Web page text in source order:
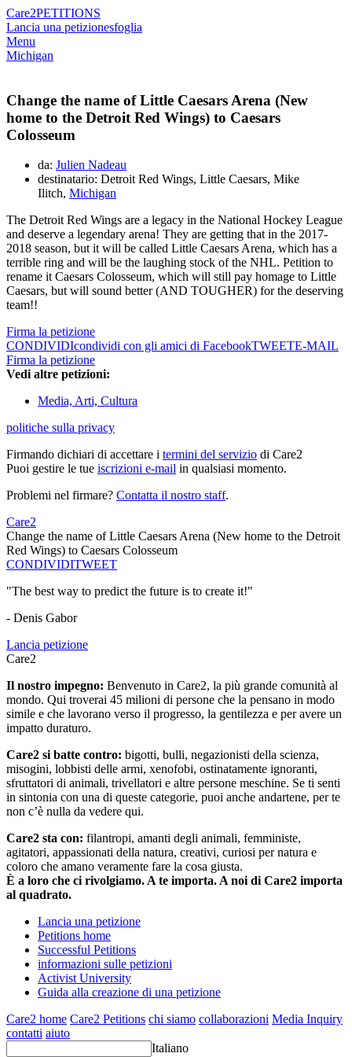
Care2PETITIONS
Lancia una petizionesfoglia
Menu
Michigan
Change the name of Little Caesars Arena (New
home to the Detroit Red Wings) to Caesars
Colosseum
da: Julien Nadeau
destinatario: Detroit Red Wings, Little Caesars, Mike
Ilitch, Michigan
The Detroit Red Wings are a legacy in the National Hockey League
and deserve a legendary arena! They are getting that in the 2017-
2018 season, but it will be called Little Caesars Arena, which has a
terrible ring and will be the laughing stock of the NHL. Petition to
rename it Caesars Colosseum, which will still pay homage to Little
Caesars, but will sound better (AND TOUGHER) for the deserving
team!!
Firma la petizione
CONDIVIDIcondividi con gli amici di FacebookTWEETE-MAIL
Firma la petizione
Vedi altre petizioni:
Media, Arti, Cultura
politiche sulla privacy
Firmando dichiari di accettare i termini del servizio di Care2
Puoi gestire le tue iscrizioni e-mail in qualsiasi momento.
Problemi nel firmare? Contatta il nostro staff.
Care2
Change the name of Little Caesars Arena (New home to the Detroit
Red Wings) to Caesars Colosseum
CONDIVIDITWEET
"The best way to predict the future is to create it!"
- Denis Gabor
Lancia petizione
Care2
Il nostro impegno: Benvenuto in Care2, la più grande comunità al
mondo. Qui troverai 45 milioni di persone che la pensano in modo
simile e che lavorano verso il progresso, la gentilezza e per avere un
impatto duraturo.
Care2 si batte contro: bigotti, bulli, negazionisti della scienza,
misogini, lobbisti delle armi, xenofobi, ostinatamente ignoranti,
sfruttatori di animali, trivellatori e altre persone meschine. Se ti senti
in sintonia con una di queste categorie, puoi anche andartene, per te
non c’è nulla da vedere qui.
Care2 sta con: filantropi, amanti degli animali, femministe,
agitatori, appassionati della natura, creativi, curiosi per natura e
coloro che amano veramente fare la cosa giusta.
È a loro che ci rivolgiamo. A te importa. A noi di Care2 importa
al quadrato.
Lancia una petizione
Petitions home
Successful Petitions
informazioni sulle petizioni
Activist University
Guida alla creazione di una petizione
Care2 home Care2 Petitions chi siamo collaborazioni Media Inquiry
contatti aiuto
Italiano